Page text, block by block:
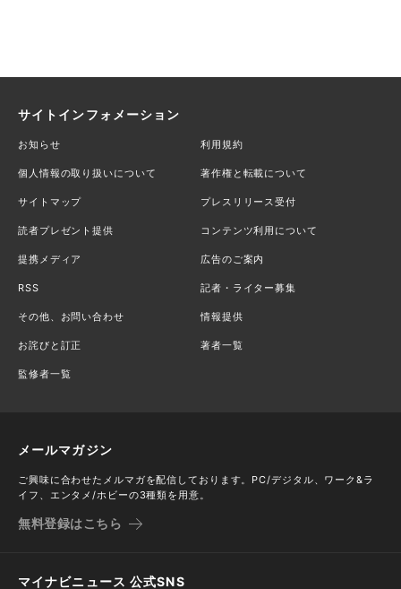
サイトインフォメーション
お知らせ 利用規約
個人情報の取り扱いについて 著作権と転載について
サイトマップ プレスリリース受付
読者プレゼント提供 コンテンツ利用について
提携メディア 広告のご案内
RSS 記者・ライター募集
その他、お問い合わせ 情報提供
お詫びと訂正 著者一覧
監修者一覧
メールマガジン
ご興味に合わせたメルマガを配信しております。PC/デジタル、ワーク&ラ
イフ、エンタメ/ホビーの3種類を用意。
無料登録はこちら
マイナビニュース 公式SNS